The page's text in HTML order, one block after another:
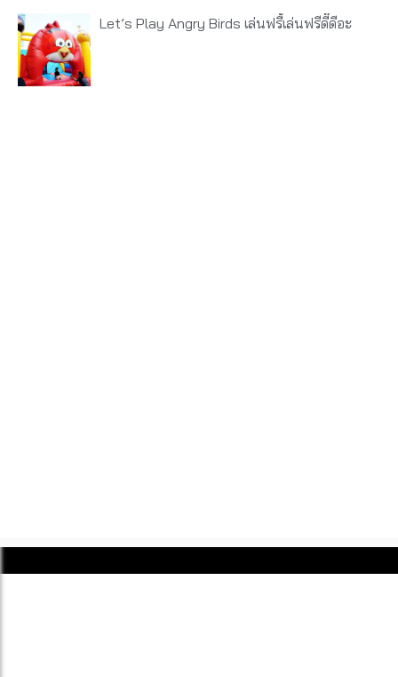
Let’s Play Angry Birds เล่นฟรี้เล่นฟรีดี๊ดีอะ